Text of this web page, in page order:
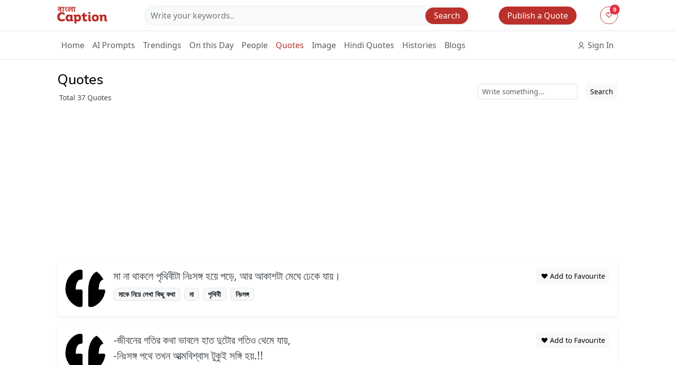
Search Publish a Quote
0
Home AI Prompts Trendings On this Day People Quotes Image Hindi Quotes Histories Blogs Sign In
Quotes
Total 37 Quotes
Search
মা না থাকলে পৃথিবীটা নিঃসঙ্গ হয়ে পড়ে, আর আকাশটা মেঘে ঢেকে যায়।
মাকে নিয়ে লেখা কিছু কথা মা পৃথিবী নিঃসঙ্গ
❤️ Add to Favourite
-জীবনের গতির কথা ভাবলে হাত দুটোর গতিও থেমে যায়,
-নিঃসঙ্গ পথে তখন আত্মবিশ্বাস টুকুই সঙ্গি হয়.!!
❤️ Add to Favourite